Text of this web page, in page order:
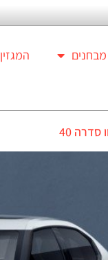
מבחנים המגזין
40